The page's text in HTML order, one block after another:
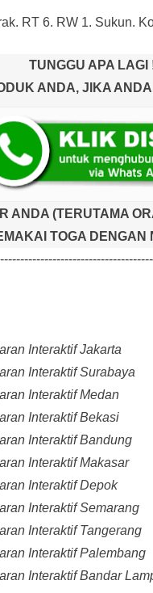
RT 6. RW 1. Sukun.
TUNGGU APA LAGI
ANDA, JIKA
ANDA (TERUTAMA
TOGA DENGAN
Interaktif Jakarta
Interaktif Surabaya
Interaktif Medan
Interaktif Bekasi
Interaktif Bandung
Interaktif Makasar
Interaktif Depok
Interaktif Semarang
Interaktif Tangerang
Interaktif Palembang
Interaktif Bandar